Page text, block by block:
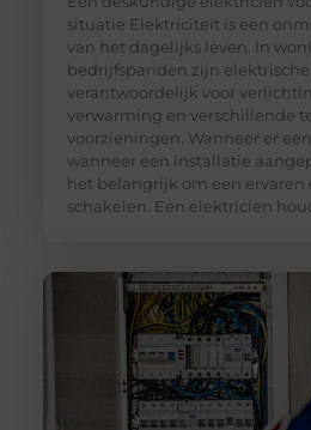
situatie Elektriciteit is een
van het dagelijks leven. In
bedrijfspanden zijn
verantwoordelijk voor
verwarming en verschillende
voorzieningen. Wanneer er
wanneer een installatie
het belangrijk om een ervaren
schakelen. Een elektricien